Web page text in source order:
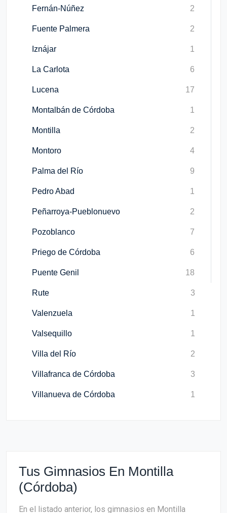
Fernán-Núñez 2
Fuente Palmera 2
Iznájar 1
La Carlota 6
Lucena 17
Montalbán de Córdoba 1
Montilla 2
Montoro 4
Palma del Río 9
Pedro Abad 1
Peñarroya-Pueblonuevo 2
Pozoblanco 7
Priego de Córdoba 6
Puente Genil 18
Rute 3
Valenzuela 1
Valsequillo 1
Villa del Río 2
Villafranca de Córdoba 3
Villanueva de Córdoba 1
Tus Gimnasios En Montilla
(Córdoba)
En el listado anterior, los gimnasios en Montilla